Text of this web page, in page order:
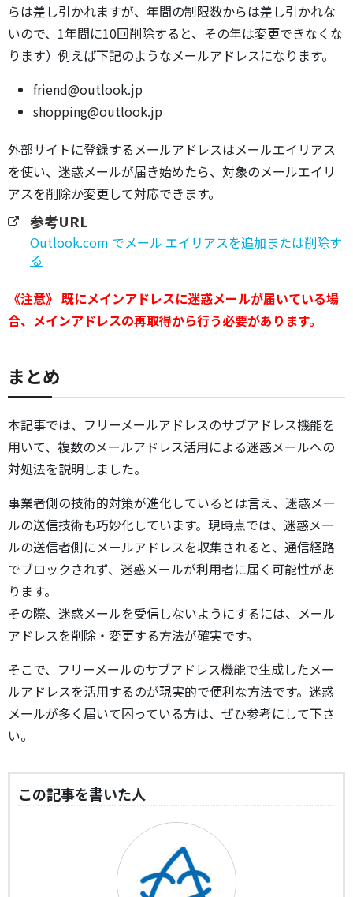
らは差し引かれますが、年間の制限数からは差し引かれな
いので、1年間に10回削除すると、その年は変更できなくな
ります）例えば下記のようなメールアドレスになります。
friend@outlook.jp
shopping@outlook.jp
外部サイトに登録するメールアドレスはメールエイリアス
を使い、迷惑メールが届き始めたら、対象のメールエイリ
アスを削除か変更して対応できます。
参考URL
Outlook.com でメール エイリアスを追加または削除す
る
《注意》 既にメインアドレスに迷惑メールが届いている場
合、メインアドレスの再取得から行う必要があります。
まとめ
本記事では、フリーメールアドレスのサブアドレス機能を
用いて、複数のメールアドレス活用による迷惑メールへの
対処法を説明しました。
事業者側の技術的対策が進化しているとは言え、迷惑メー
ルの送信技術も巧妙化しています。現時点では、迷惑メー
ルの送信者側にメールアドレスを収集されると、通信経路
でブロックされず、迷惑メールが利用者に届く可能性があ
ります。
その際、迷惑メールを受信しないようにするには、メール
アドレスを削除・変更する方法が確実です。
そこで、フリーメールのサブアドレス機能で生成したメー
ルアドレスを活用するのが現実的で便利な方法です。迷惑
メールが多く届いて困っている方は、ぜひ参考にして下さ
い。
この記事を書いた人